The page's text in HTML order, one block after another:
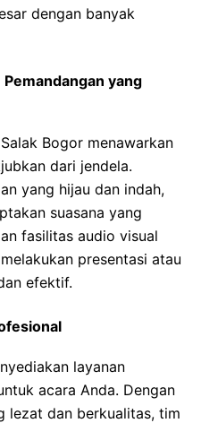
dengan banyak
yang
Bogor menawarkan
dari jendela.
yang hijau dan indah,
suasana yang
fasilitas audio visual
presentasi atau
efektif.
layanan
acara Anda. Dengan
lezat dan berkualitas, tim